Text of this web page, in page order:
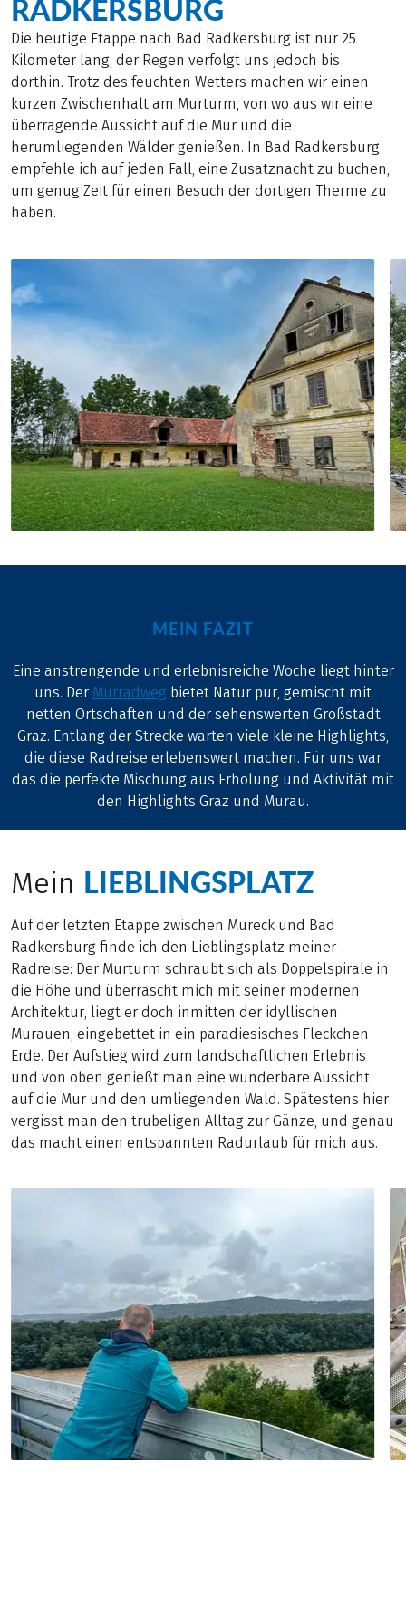
RADKERSBURG
Die heutige Etappe nach Bad Radkersburg ist nur 25
Kilometer lang, der Regen verfolgt uns jedoch bis
dorthin. Trotz des feuchten Wetters machen wir einen
kurzen Zwischenhalt am Murturm, von wo aus wir eine
überragende Aussicht auf die Mur und die
herumliegenden Wälder genießen. In Bad Radkersburg
empfehle ich auf jeden Fall, eine Zusatznacht zu buchen,
um genug Zeit für einen Besuch der dortigen Therme zu
haben.
MEIN FAZIT
Eine anstrengende und erlebnisreiche Woche liegt hinter
uns. Der Murradweg bietet Natur pur, gemischt mit
netten Ortschaften und der sehenswerten Großstadt
Graz. Entlang der Strecke warten viele kleine Highlights,
die diese Radreise erlebenswert machen. Für uns war
das die perfekte Mischung aus Erholung und Aktivität mit
den Highlights Graz und Murau.
Mein LIEBLINGSPLATZ
Auf der letzten Etappe zwischen Mureck und Bad
Radkersburg finde ich den Lieblingsplatz meiner
Radreise: Der Murturm schraubt sich als Doppelspirale in
die Höhe und überrascht mich mit seiner modernen
Architektur, liegt er doch inmitten der idyllischen
Murauen, eingebettet in ein paradiesisches Fleckchen
Erde. Der Aufstieg wird zum landschaftlichen Erlebnis
und von oben genießt man eine wunderbare Aussicht
auf die Mur und den umliegenden Wald. Spätestens hier
vergisst man den trubeligen Alltag zur Gänze, und genau
das macht einen entspannten Radurlaub für mich aus.